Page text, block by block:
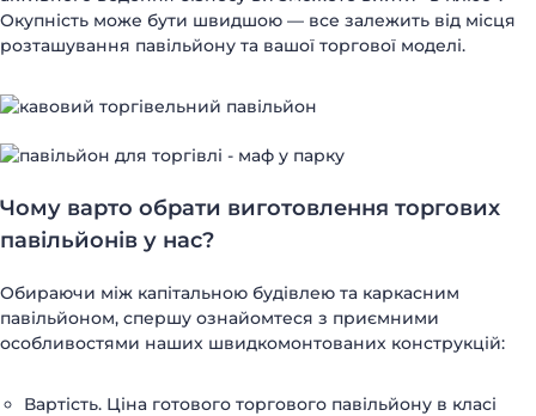
Окупність може бути швидшою — все залежить від місця
розташування павільйону та вашої торгової моделі.
Чому варто обрати виготовлення торгових
павільйонів у нас?
Обираючи між капітальною будівлею та каркасним
павільйоном, спершу ознайомтеся з приємними
особливостями наших швидкомонтованих конструкцій:
Вартість. Ціна готового торгового павільйону в класі